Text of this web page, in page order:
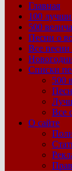
Главная
100
500
Песни о
Все
Списки
500
Все
О сайте